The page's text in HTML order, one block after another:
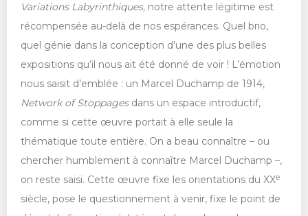
Variations Labyrinthiques, notre attente légitime est
récompensée au-delà de nos espérances. Quel brio,
quel génie dans la conception d’une des plus belles
expositions qu’il nous ait été donné de voir ! L’émotion
nous saisit d’emblée : un Marcel Duchamp de 1914,
Network of Stoppages dans un espace introductif,
comme si cette œuvre portait à elle seule la
thématique toute entière. On a beau connaître – ou
chercher humblement à connaître Marcel Duchamp –,
on reste saisi. Cette œuvre fixe les orientations du XXe
siècle, pose le questionnement à venir, fixe le point de